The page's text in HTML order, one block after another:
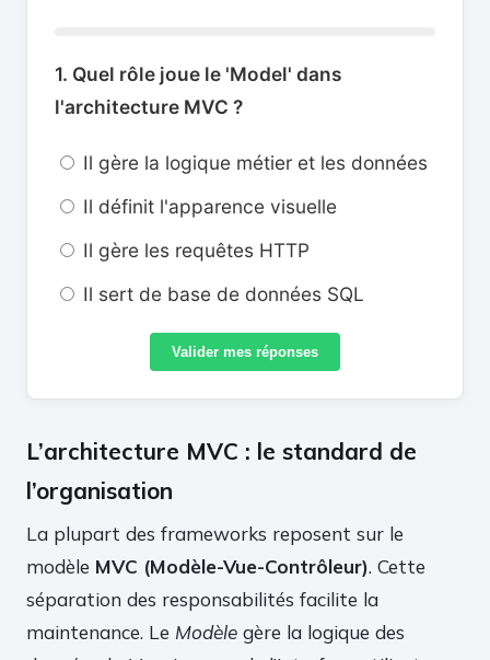
1. Quel rôle joue le 'Model' dans
l'architecture MVC ?
Il gère la logique métier et les données
Il définit l'apparence visuelle
Il gère les requêtes HTTP
Il sert de base de données SQL
Valider mes réponses
L’architecture MVC : le standard de
l’organisation
La plupart des frameworks reposent sur le
modèle MVC (Modèle-Vue-Contrôleur). Cette
séparation des responsabilités facilite la
maintenance. Le Modèle gère la logique des